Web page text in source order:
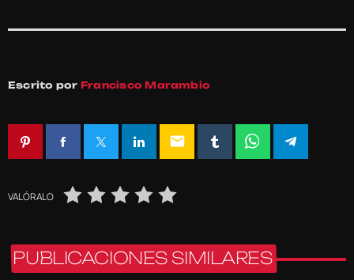
Escrito por Francisco Marambio
email
VALÓRALO
PUBLICACIONES SIMILARES